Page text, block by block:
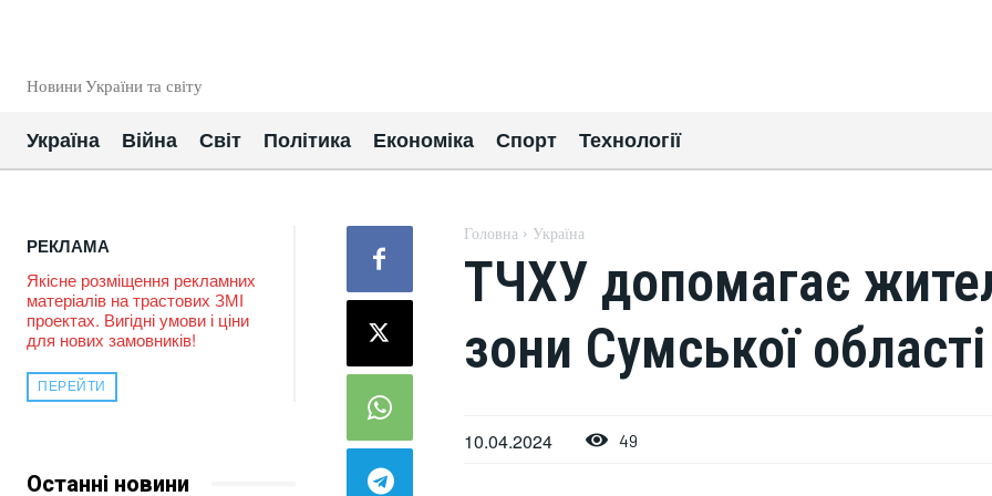
Новини України та світу
Україна Війна Світ Політика Економіка Спорт Технології
РЕКЛАМА
Якісне розміщення рекламних
матеріалів на трастових ЗМІ
проектах. Вигідні умови і ціни
для нових замовників!
ПЕРЕЙТИ
Останні новини
Головна Україна
ТЧХУ допомагає
зони Сумської області
10.04.2024 49